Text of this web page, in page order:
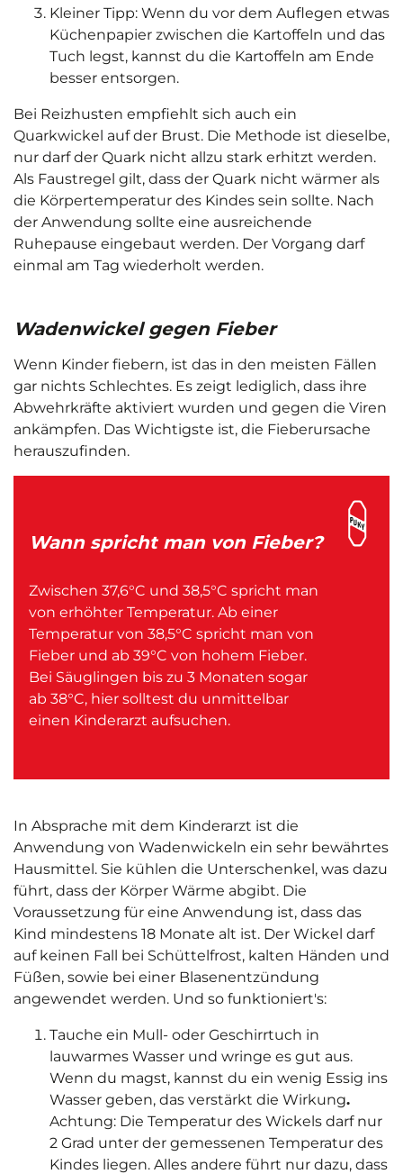
Kleiner Tipp: Wenn du vor dem Auflegen etwas
Küchenpapier zwischen die Kartoffeln und das
Tuch legst, kannst du die Kartoffeln am Ende
besser entsorgen.
Bei Reizhusten empfiehlt sich auch ein
Quarkwickel auf der Brust. Die Methode ist dieselbe,
nur darf der Quark nicht allzu stark erhitzt werden.
Als Faustregel gilt, dass der Quark nicht wärmer als
die Körpertemperatur des Kindes sein sollte. Nach
der Anwendung sollte eine ausreichende
Ruhepause eingebaut werden. Der Vorgang darf
einmal am Tag wiederholt werden.
Wadenwickel gegen Fieber
Wenn Kinder fiebern, ist das in den meisten Fällen
gar nichts Schlechtes. Es zeigt lediglich, dass ihre
Abwehrkräfte aktiviert wurden und gegen die Viren
ankämpfen. Das Wichtigste ist, die Fieberursache
herauszufinden.
Wann spricht man von Fieber?
Zwischen 37,6°C und 38,5°C spricht man
von erhöhter Temperatur. Ab einer
Temperatur von 38,5°C spricht man von
Fieber und ab 39°C von hohem Fieber.
Bei Säuglingen bis zu 3 Monaten sogar
ab 38°C, hier solltest du unmittelbar
einen Kinderarzt aufsuchen.
In Absprache mit dem Kinderarzt ist die
Anwendung von Wadenwickeln ein sehr bewährtes
Hausmittel. Sie kühlen die Unterschenkel, was dazu
führt, dass der Körper Wärme abgibt. Die
Voraussetzung für eine Anwendung ist, dass das
Kind mindestens 18 Monate alt ist. Der Wickel darf
auf keinen Fall bei Schüttelfrost, kalten Händen und
Füßen, sowie bei einer Blasenentzündung
angewendet werden. Und so funktioniert's:
Tauche ein Mull- oder Geschirrtuch in
lauwarmes Wasser und wringe es gut aus.
Wenn du magst, kannst du ein wenig Essig ins
Wasser geben, das verstärkt die Wirkung.
Achtung: Die Temperatur des Wickels darf nur
2 Grad unter der gemessenen Temperatur des
Kindes liegen. Alles andere führt nur dazu, dass